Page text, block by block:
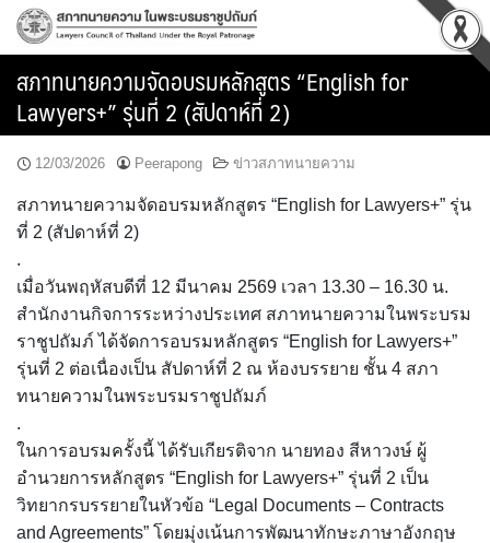
Skip
สภาทนายความจัดอบรมหลักสูตร “English for
Lawyers+” รุ่นที่ 2 (สัปดาห์ที่ 2)
12/03/2026 Peerapong ข่าวสภาทนายความ
สภาทนายความจัดอบรมหลักสูตร “English for Lawyers+” รุ่น
ที่ 2 (สัปดาห์ที่ 2)
.
เมื่อวันพฤหัสบดีที่ 12 มีนาคม 2569 เวลา 13.30 – 16.30 น.
สำนักงานกิจการระหว่างประเทศ สภาทนายความในพระบรม
ราชูปถัมภ์ ได้จัดการอบรมหลักสูตร “English for Lawyers+”
รุ่นที่ 2 ต่อเนื่องเป็น สัปดาห์ที่ 2 ณ ห้องบรรยาย ชั้น 4 สภา
ทนายความในพระบรมราชูปถัมภ์
.
ในการอบรมครั้งนี้ ได้รับเกียรติจาก นายทอง สีหาวงษ์ ผู้
อำนวยการหลักสูตร “English for Lawyers+” รุ่นที่ 2 เป็น
วิทยากรบรรยายในหัวข้อ “Legal Documents – Contracts
and Agreements” โดยมุ่งเน้นการพัฒนาทักษะภาษาอังกฤษ